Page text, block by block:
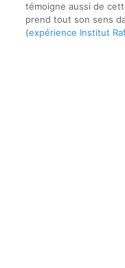
témoigne aussi de
prend tout son sens
(expérience Institut